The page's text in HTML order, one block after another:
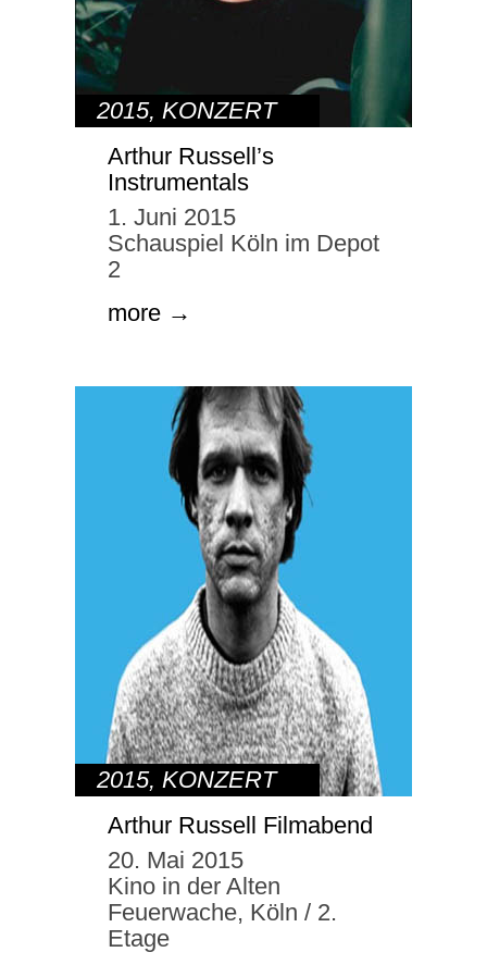
2015, KONZERT
Arthur Russell’s
Instrumentals
1. Juni 2015
Schauspiel Köln im Depot
2
more →
2015, KONZERT
Arthur Russell Filmabend
20. Mai 2015
Kino in der Alten
Feuerwache, Köln / 2.
Etage